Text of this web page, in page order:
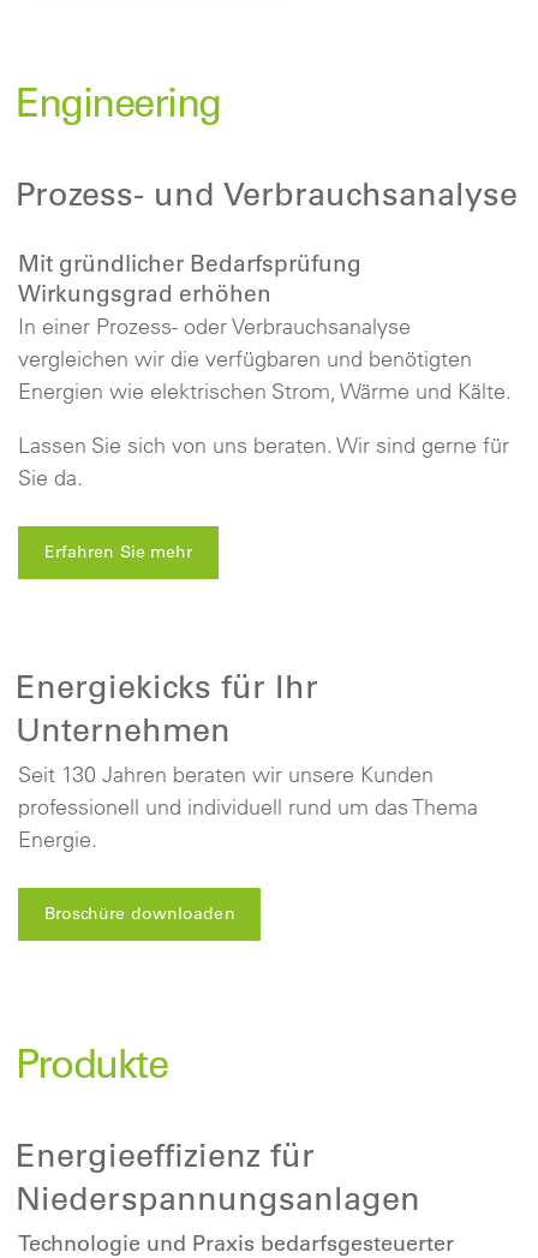
Engineering
Prozess- und Verbrauchsanalyse
Mit gründlicher Bedarfsprüfung
Wirkungsgrad erhöhen
In einer Prozess- oder Verbrauchsanalyse
vergleichen wir die verfügbaren und benötigten
Energien wie elektrischen Strom, Wärme und Kälte.
Lassen Sie sich von uns beraten. Wir sind gerne für
Sie da.
Erfahren Sie mehr
Energiekicks für Ihr
Unternehmen
Seit 130 Jahren beraten wir unsere Kunden
professionell und individuell rund um das Thema
Energie.
Broschüre downloaden
Produkte
Energieeffizienz für
Niederspannungsanlagen
Technologie und Praxis bedarfsgesteuerter